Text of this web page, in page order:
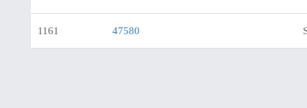
1161 47580